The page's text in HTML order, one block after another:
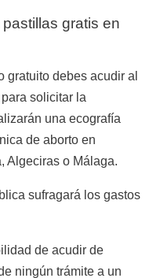
gratis en
gratuito debes acudir al
solicitar la
una ecografía
de aborto en
Algeciras o Málaga.
sufragará los gastos
de acudir de
ningún trámite a un